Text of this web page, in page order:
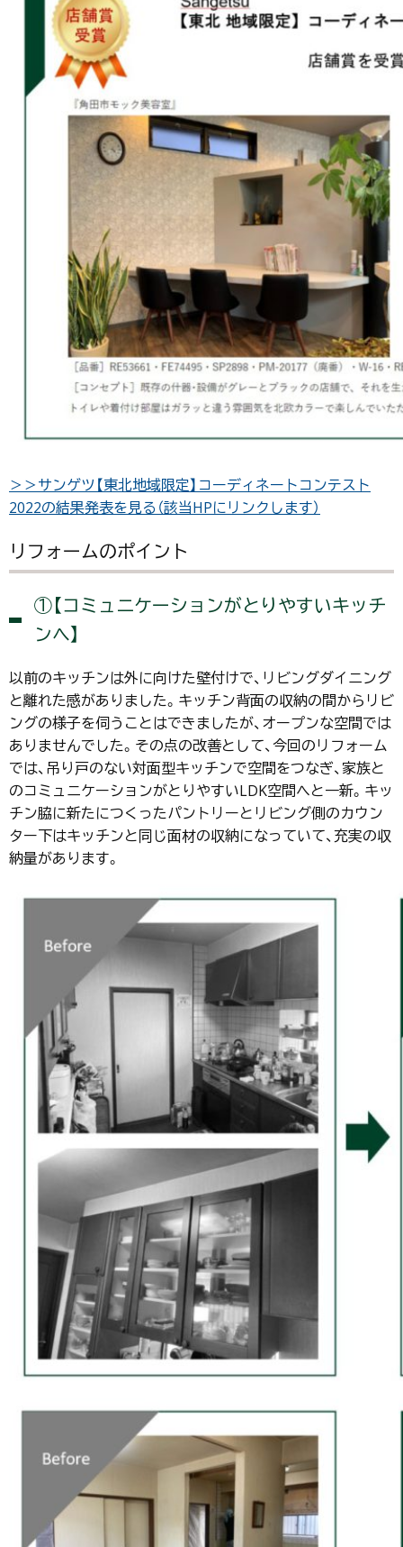
＞＞サンゲツ【東北地域限定】コーディネートコンテスト
2022の結果発表を見る（該当HPにリンクします）
リフォームのポイント
①【コミュニケーションがとりやすいキッチ
ンへ】
以前のキッチンは外に向けた壁付けで、リビングダイニング
と離れた感がありました。キッチン背面の収納の間からリビ
ングの様子を伺うことはできましたが、オープンな空間では
ありませんでした。その点の改善として、今回のリフォーム
では、吊り戸のない対面型キッチンで空間をつなぎ、家族と
のコミュニケーションがとりやすいLDK空間へと一新。キッ
チン脇に新たにつくったパントリーとリビング側のカウン
ター下はキッチンと同じ面材の収納になっていて、充実の収
納量があります。